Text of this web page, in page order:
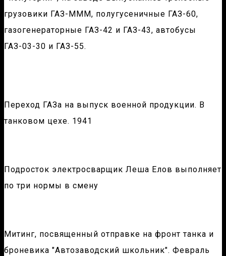
грузовики ГАЗ-МММ, полугусеничные ГАЗ-60,
газогенераторные ГАЗ-42 и ГАЗ-43, автобусы
ГАЗ-03-30 и ГАЗ-55.
Переход ГАЗа на выпуск военной продукции. В
танковом цехе. 1941
Подросток электросварщик Леша Елов выполняет
по три нормы в смену
Митинг, посвященный отправке на фронт танка и
броневика "Автозаводский школьник". Февраль